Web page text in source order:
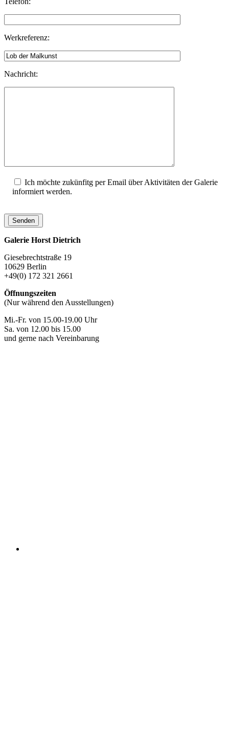
Werkreferenz:
Nachricht:
Ich möchte zukünfitg per Email über Aktivitäten der Galerie
informiert werden.
Galerie Horst Dietrich
Giesebrechtstraße 19
10629 Berlin
+49(0) 172 321 2661
Öffnungszeiten
(Nur während den Ausstellungen)
Mi.-Fr. von 15.00-19.00 Uhr
Sa. von 12.00 bis 15.00
und gerne nach Vereinbarung